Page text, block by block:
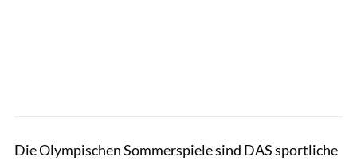
Die Olympischen Sommerspiele sind DAS sportliche